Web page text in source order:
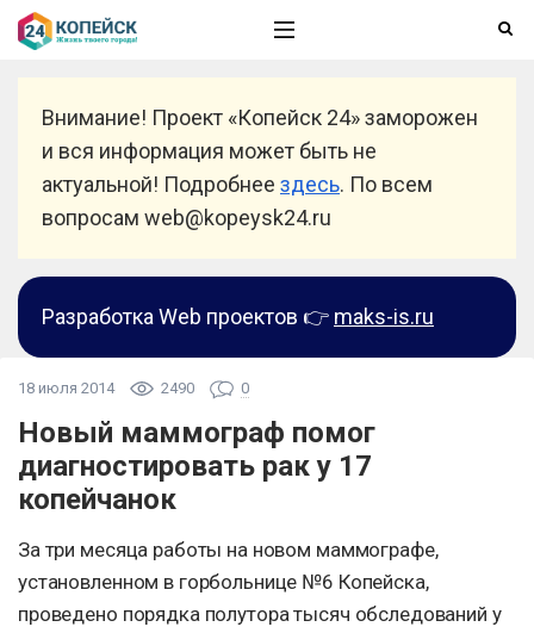
Внимание! Проект «Копейск 24» заморожен
и вся информация может быть не
актуальной! Подробнее здесь. По всем
вопросам web@kopeysk24.ru
Разработка Web проектов 👉 maks-is.ru
18 июля 2014 2490 0
Новый маммограф помог
диагностировать рак у 17
копейчанок
За три месяца работы на новом маммографе,
установленном в горбольнице №6 Копейска,
проведено порядка полутора тысяч обследований у